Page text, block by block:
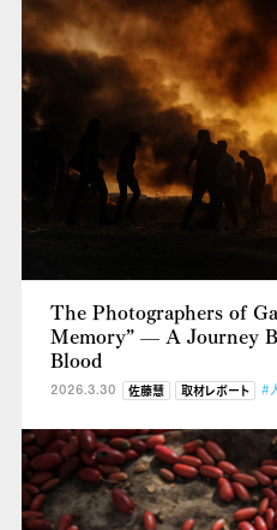
The Photographers of
Memory” — A Journey
Blood
2026.3.30 佐藤慧 取材レポート #